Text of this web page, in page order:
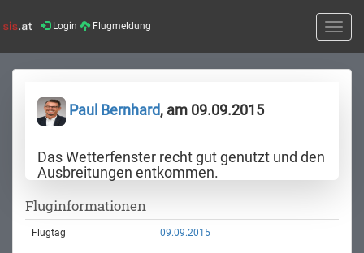
Login Flugmeldung
Toggle
Paul Bernhard, am 09.09.2015
Das Wetterfenster recht gut genutzt und den
Ausbreitungen entkommen.
Fluginformationen
Flugtag 09.09.2015